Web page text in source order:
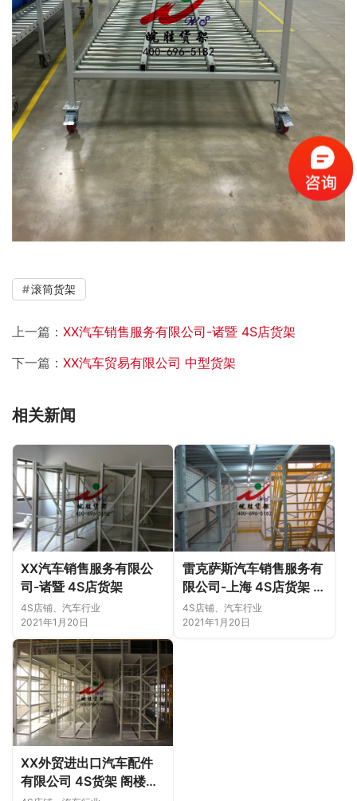
滚筒货架
上一篇： XX汽车销售服务有限公司-诸暨 4S店货架
下一篇： XX汽车贸易有限公司 中型货架
相关新闻
XX汽车销售服务有限公
司-诸暨 4S店货架
4S店铺、汽车行业
2021年1月20日
雷克萨斯汽车销售服务有
限公司-上海 4S店货架 钢
平台
4S店铺、汽车行业
2021年1月20日
XX外贸进出口汽车配件
有限公司 4S货架 阁楼货